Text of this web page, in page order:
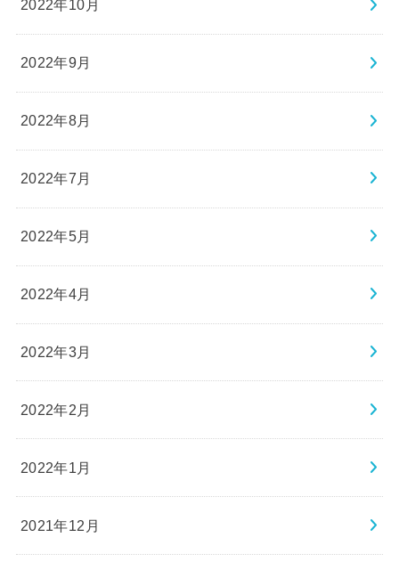
2022年10月
2022年9月
2022年8月
2022年7月
2022年5月
2022年4月
2022年3月
2022年2月
2022年1月
2021年12月